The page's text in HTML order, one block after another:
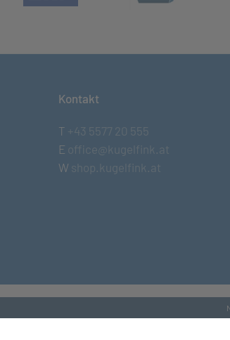
Kontakt
T +43 5577 20 555
E office@kugelfink.at
W shop.kugelfink.at